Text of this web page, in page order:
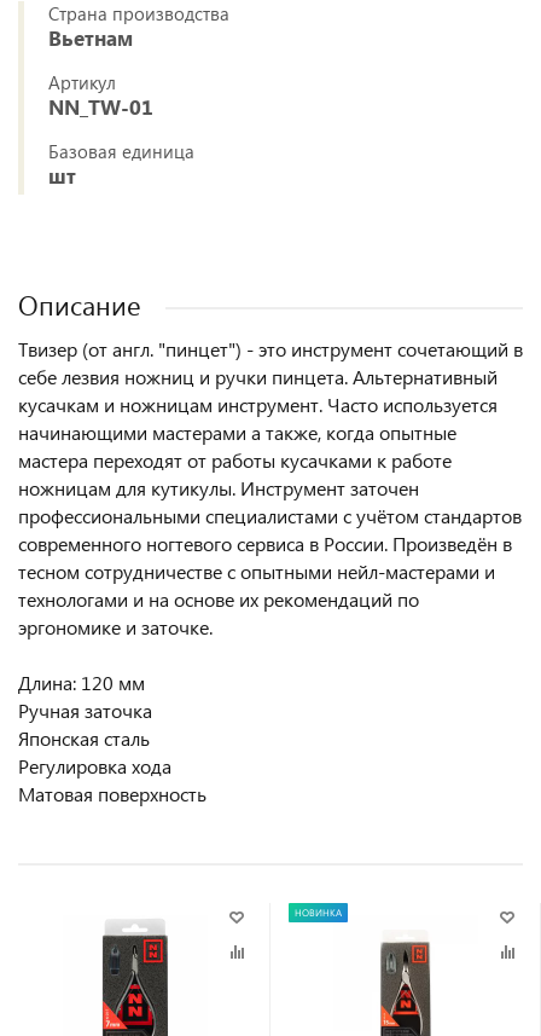
Страна производства
Вьетнам
Артикул
NN_TW-01
Базовая единица
шт
Описание
Твизер (от англ. "пинцет") - это инструмент сочетающий в
себе лезвия ножниц и ручки пинцета. Альтернативный
кусачкам и ножницам инструмент. Часто используется
начинающими мастерами а также, когда опытные
мастера переходят от работы кусачками к работе
ножницам для кутикулы. Инструмент заточен
профессиональными специалистами с учётом стандартов
современного ногтевого сервиса в России. Произведён в
тесном сотрудничестве с опытными нейл-мастерами и
технологами и на основе их рекомендаций по
эргономике и заточке.
Длина: 120 мм
Ручная заточка
Японская сталь
Регулировка хода
Матовая поверхность
НОВИНКА